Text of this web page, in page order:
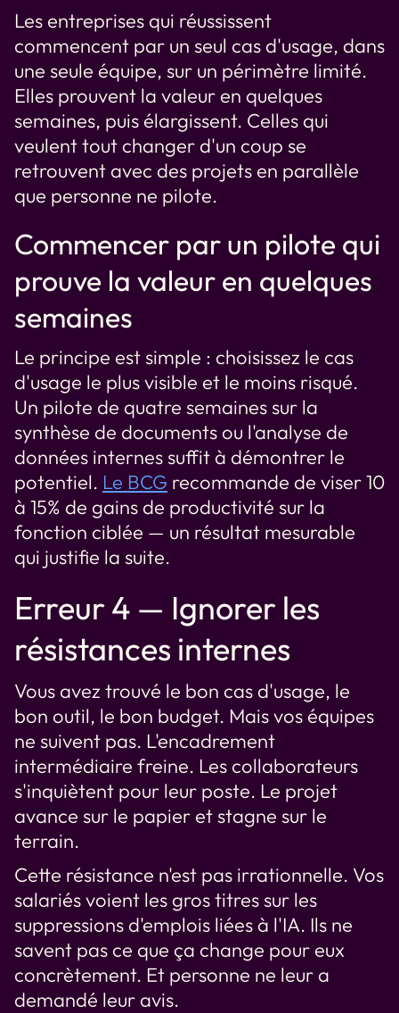
Les entreprises qui réussissent
commencent par un seul cas d'usage, dans
une seule équipe, sur un périmètre limité.
Elles prouvent la valeur en quelques
semaines, puis élargissent. Celles qui
veulent tout changer d'un coup se
retrouvent avec des projets en parallèle
que personne ne pilote.
Commencer par un pilote qui
prouve la valeur en quelques
semaines
Le principe est simple : choisissez le cas
d'usage le plus visible et le moins risqué.
Un pilote de quatre semaines sur la
synthèse de documents ou l'analyse de
données internes suffit à démontrer le
potentiel. Le BCG recommande de viser 10
à 15% de gains de productivité sur la
fonction ciblée — un résultat mesurable
qui justifie la suite.
Erreur 4 — Ignorer les
résistances internes
Vous avez trouvé le bon cas d'usage, le
bon outil, le bon budget. Mais vos équipes
ne suivent pas. L'encadrement
intermédiaire freine. Les collaborateurs
s'inquiètent pour leur poste. Le projet
avance sur le papier et stagne sur le
terrain.
Cette résistance n'est pas irrationnelle. Vos
salariés voient les gros titres sur les
suppressions d'emplois liées à l'IA. Ils ne
savent pas ce que ça change pour eux
concrètement. Et personne ne leur a
demandé leur avis.